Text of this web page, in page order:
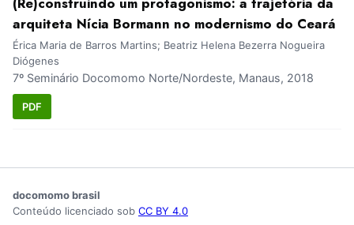
arquiteta Nícia Bormann no modernismo do Ceará
Érica Maria de Barros Martins; Beatriz Helena Bezerra Nogueira
Diógenes
7º Seminário Docomomo Norte/Nordeste, Manaus, 2018
PDF
docomomo brasil
Conteúdo licenciado sob CC BY 4.0